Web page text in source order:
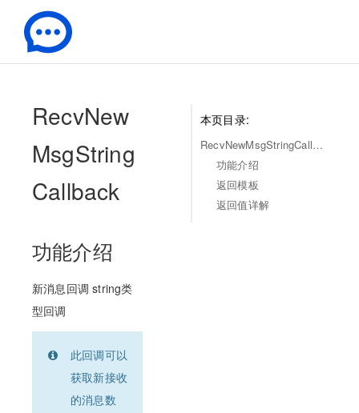
本页目录:
RecvNewMsgStringCallback
功能介绍
返回模板
返回值详解
-
RecvNew
MsgString
Callback
功能介绍
新消息回调 string类
型回调
此回调可以
获取新接收
的消息数